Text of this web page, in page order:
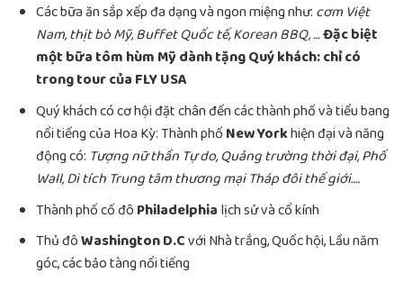
Các bữa ăn sắp xếp đa dạng và ngon miệng như: cơm Việt
Nam, thịt bò Mỹ, Buffet Quốc tế, Korean BBQ, …Đặc biệt
một bữa tôm hùm Mỹ dành tặng Quý khách: chỉ có
trong tour của FLY USA
Quý khách có cơ hội đặt chân đến các thành phố và tiểu bang
nổi tiếng của Hoa Kỳ: Thành phố New Yorkhiện đại và năng
động có: Tượng nữ thần Tự do, Quảng trường thời đại, Phố
Wall, Di tích Trung tâm thương mại Tháp đôi thế giới….
Thành phố cố đô Philadelphia lịch sử và cổ kính
Thủ đôWashington D.Cvới Nhà trắng, Quốc hội, Lầu năm
góc, các bảo tàng nổi tiếng